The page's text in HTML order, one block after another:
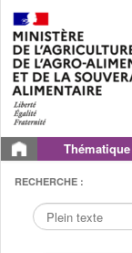
Thématique
RECHERCHE :